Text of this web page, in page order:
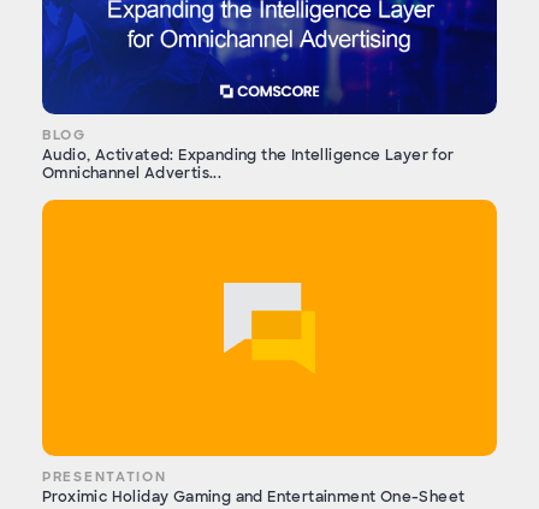
BLOG
Audio, Activated: Expanding the Intelligence Layer for
Omnichannel Advertis...
PRESENTATION
Proximic Holiday Gaming and Entertainment One-Sheet